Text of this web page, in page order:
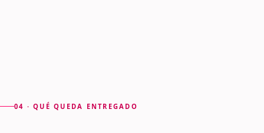
04 · QUÉ QUEDA ENTREGADO